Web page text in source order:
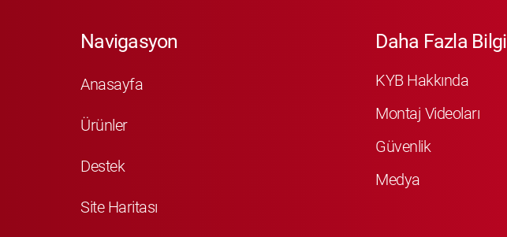
Navigasyon
Anasayfa
Ürünler
Destek
Site Haritası
Daha Fazla Bilgi
KYB Hakkında
Montaj Videoları
Güvenlik
Medya